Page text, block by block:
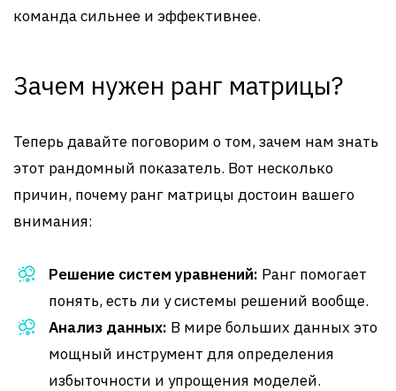
команда сильнее и эффективнее.
Зачем нужен ранг матрицы?
Теперь давайте поговорим о том, зачем нам знать
этот рандомный показатель. Вот несколько
причин, почему ранг матрицы достоин вашего
внимания:
Решение систем уравнений: Ранг помогает
понять, есть ли у системы решений вообще.
Анализ данных: В мире больших данных это
мощный инструмент для определения
избыточности и упрощения моделей.